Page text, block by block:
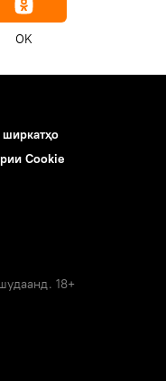
OK
Cookie
18+